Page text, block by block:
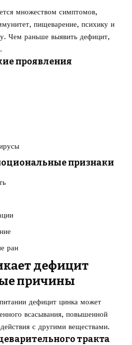
множеством симптомов,
пищеварение, психику и
Чем раньше выявить дефицит,
проявления
признаки
ран
дефицит
причины
дефицит цинка может
всасывания, повышенной
с другими веществами.
тракта